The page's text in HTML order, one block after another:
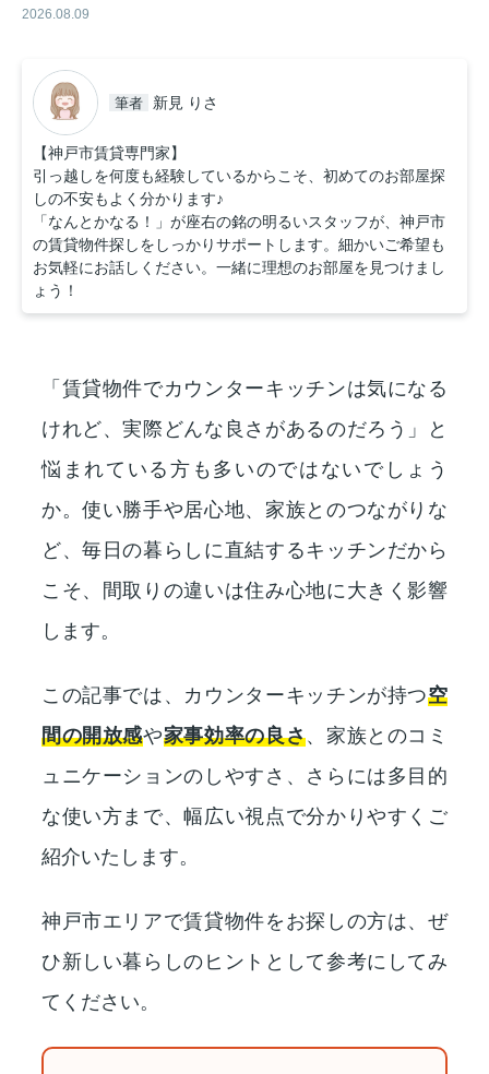
2026.08.09
筆者 新見 りさ
【神戸市賃貸専門家】
引っ越しを何度も経験しているからこそ、初めてのお部屋探
しの不安もよく分かります♪
「なんとかなる！」が座右の銘の明るいスタッフが、神戸市
の賃貸物件探しをしっかりサポートします。細かいご希望も
お気軽にお話しください。一緒に理想のお部屋を見つけまし
ょう！
「賃貸物件でカウンターキッチンは気になる
けれど、実際どんな良さがあるのだろう」と
悩まれている方も多いのではないでしょう
か。使い勝手や居心地、家族とのつながりな
ど、毎日の暮らしに直結するキッチンだから
こそ、間取りの違いは住み心地に大きく影響
します。
この記事では、カウンターキッチンが持つ空
間の開放感や家事効率の良さ、家族とのコミ
ュニケーションのしやすさ、さらには多目的
な使い方まで、幅広い視点で分かりやすくご
紹介いたします。
神戸市エリアで賃貸物件をお探しの方は、ぜ
ひ新しい暮らしのヒントとして参考にしてみ
てください。